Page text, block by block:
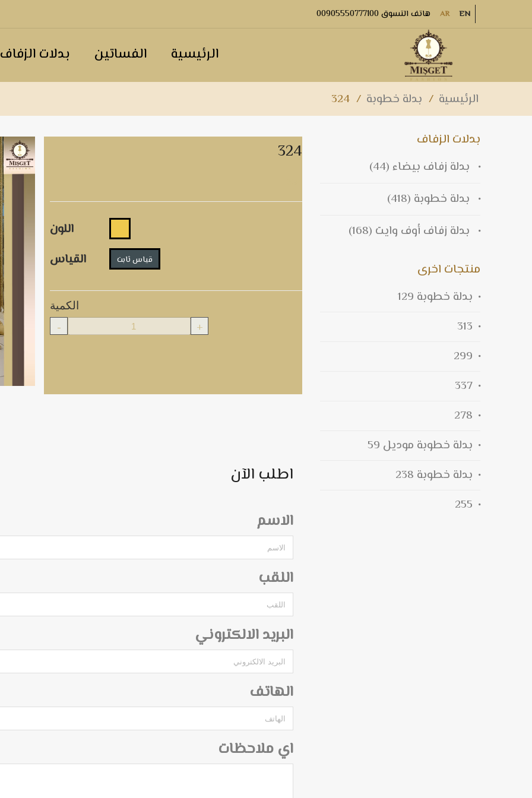
AR EN هاتف التسوق 00905550777100
الرئيسية الفساتين بدلات الزفاف
الرئيسية / بدلة خطوبة /
324
بدلات الزفاف
بدلة زفاف بيضاء (44)
بدلة خطوبة (418)
بدلة زفاف أوف وايت (168)
منتجات اخرى
بدلة خطوبة 129
313
299
337
278
بدلة خطوبة موديل 59
بدلة خطوبة 238
255
324
اللون
القياس
قياس ثابت
الكمية
- +
اطلب الآن
الاسم
اللقب
البريد الالكتروني
الهاتف
اي ملاحظات